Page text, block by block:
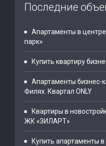
Последние
Апартаменты в
парк»
Купить квартиру
Апартаменты бизнес-
Филях. Квартал ONLY
Квартиры в
ЖК «ЗИЛАРТ»
Купить апартаменты